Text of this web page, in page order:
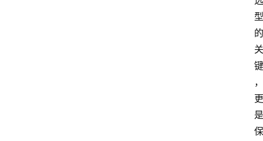
型
的
关
键
，
更
是
保